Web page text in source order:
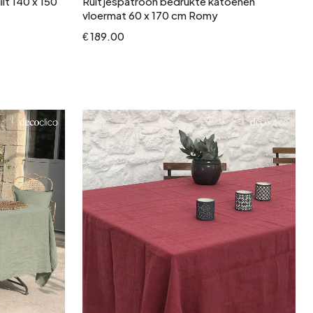
vloermat 60 x 170 cm Romy
€ 189.00
In winkelwagen